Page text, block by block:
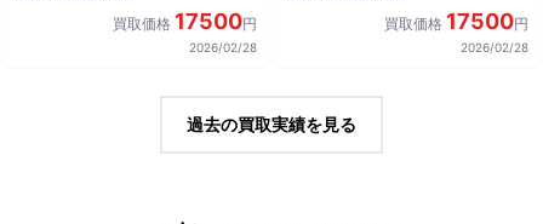
買取価格 17500円
2026/02/28
買取価格 17500円
2026/02/28
過去の買取実績を見る